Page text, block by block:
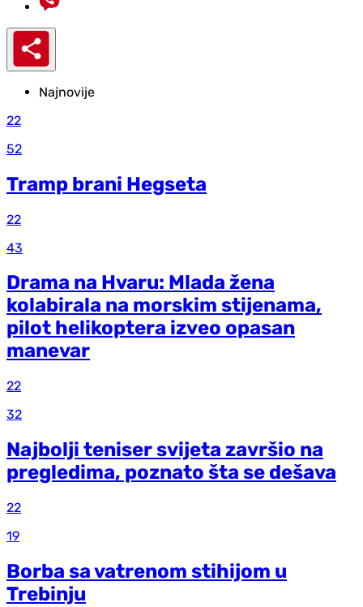
Najnovije
22
52
Tramp brani Hegseta
22
43
Drama na Hvaru: Mlada žena
kolabirala na morskim stijenama,
pilot helikoptera izveo opasan
manevar
22
32
Najbolji teniser svijeta završio na
pregledima, poznato šta se dešava
22
19
Borba sa vatrenom stihijom u
Trebinju